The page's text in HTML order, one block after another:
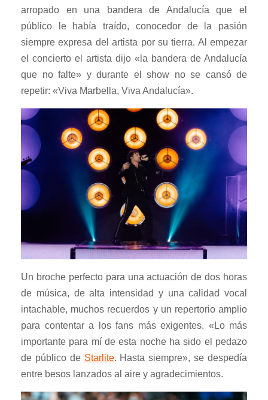
arropado en una bandera de Andalucía que el
público le había traído, conocedor de la pasión
siempre expresa del artista por su tierra. Al empezar
el concierto el artista dijo «la bandera de Andalucía
que no falte» y durante el show no se cansó de
repetir: «Viva Marbella, Viva Andalucía».
Un broche perfecto para una actuación de dos horas
de música, de alta intensidad y una calidad vocal
intachable, muchos recuerdos y un repertorio amplio
para contentar a los fans más exigentes. «Lo más
importante para mí de esta noche ha sido el pedazo
de público de Starlite. Hasta siempre», se despedía
entre besos lanzados al aire y agradecimientos.